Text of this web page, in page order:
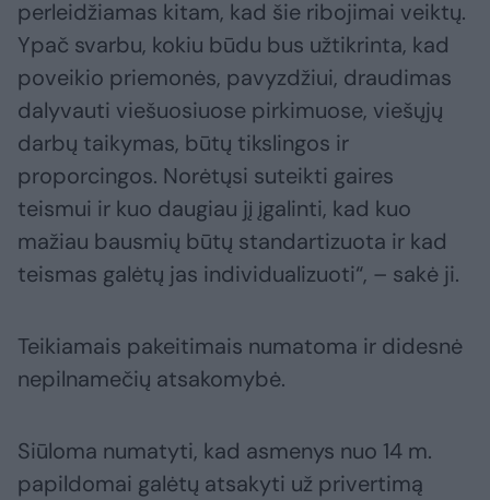
perleidžiamas kitam, kad šie ribojimai veiktų.
Ypač svarbu, kokiu būdu bus užtikrinta, kad
poveikio priemonės, pavyzdžiui, draudimas
dalyvauti viešuosiuose pirkimuose, viešųjų
darbų taikymas, būtų tikslingos ir
proporcingos. Norėtųsi suteikti gaires
teismui ir kuo daugiau jį įgalinti, kad kuo
mažiau bausmių būtų standartizuota ir kad
teismas galėtų jas individualizuoti“, – sakė ji.
Teikiamais pakeitimais numatoma ir didesnė
nepilnamečių atsakomybė.
Siūloma numatyti, kad asmenys nuo 14 m.
papildomai galėtų atsakyti už privertimą